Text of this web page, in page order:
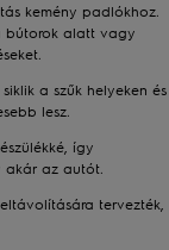
kemény padlókhoz.
bútorok alatt vagy
a szűk helyeken és
lesz.
így
az autót.
tervezték,